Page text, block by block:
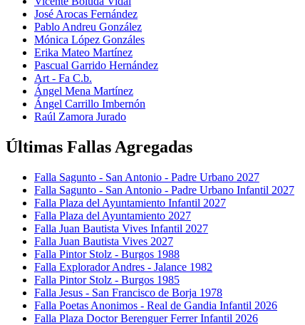
José Arocas Fernández
Pablo Andreu González
Mónica López Gonzáles
Erika Mateo Martínez
Pascual Garrido Hernández
Art - Fa C.b.
Ángel Mena Martínez
Ángel Carrillo Imbernón
Raúl Zamora Jurado
Últimas Fallas Agregadas
Falla Sagunto - San Antonio - Padre Urbano 2027
Falla Sagunto - San Antonio - Padre Urbano Infantil 2027
Falla Plaza del Ayuntamiento Infantil 2027
Falla Plaza del Ayuntamiento 2027
Falla Juan Bautista Vives Infantil 2027
Falla Juan Bautista Vives 2027
Falla Pintor Stolz - Burgos 1988
Falla Explorador Andres - Jalance 1982
Falla Pintor Stolz - Burgos 1985
Falla Jesus - San Francisco de Borja 1978
Falla Poetas Anonimos - Real de Gandia Infantil 2026
Falla Plaza Doctor Berenguer Ferrer Infantil 2026